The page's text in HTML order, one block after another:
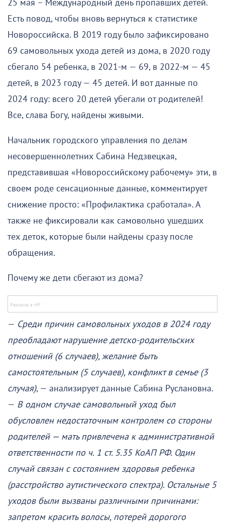
25 мая – Международный день пропавших детей.
Есть повод, чтобы вновь вернуться к статистике
Новороссийска. В 2019 году было зафиксировано
69 самовольных ухода детей из дома, в 2020 году
сбегало 54 ребенка, в 2021-м — 69, в 2022-м — 45
детей, в 2023 году — 45 детей. И вот данные по
2024 году: всего 20 детей убегали от родителей!
Все, слава Богу, найдены живыми.
Начальник городского управления по делам
несовершеннолетних Сабина Недзвецкая,
представившая «Новороссийскому рабочему» эти, в
своем роде сенсационные данные, комментирует
снижение просто: «Профилактика сработала». А
также не фиксировали как самовольно ушедших
тех деток, которые были найдены сразу после
обращения.
Почему же дети сбегают из дома?
— Среди причин самовольных уходов в 2024 году
преобладают нарушение детско-родительских
отношений (6 случаев), желание быть
самостоятельным (5 случаев), конфликт в семье (3
случая), — анализирует данные Сабина Руслановна.
— В одном случае самовольный уход был
обусловлен недостаточным контролем со стороны
родителей — мать привлечена к административной
ответственности по ч. 1 ст. 5.35 КоАП РФ. Один
случай связан с состоянием здоровья ребенка
(расстройство аутистического спектра). Остальные 5
уходов были вызваны различными причинами:
запретом красить волосы, потерей дорогого